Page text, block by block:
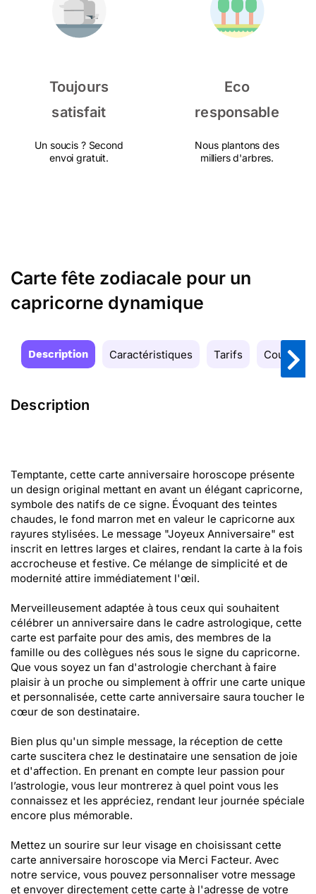
Toujours
satisfait
Un soucis ? Second
envoi gratuit.
Eco
responsable
Nous plantons des
milliers d'arbres.
Carte fête zodiacale pour un
capricorne dynamique
Description Caractéristiques Tarifs Couleurs
Description
Temptante, cette carte anniversaire horoscope présente
un design original mettant en avant un élégant capricorne,
symbole des natifs de ce signe. Évoquant des teintes
chaudes, le fond marron met en valeur le capricorne aux
rayures stylisées. Le message "Joyeux Anniversaire" est
inscrit en lettres larges et claires, rendant la carte à la fois
accrocheuse et festive. Ce mélange de simplicité et de
modernité attire immédiatement l'œil.
Merveilleusement adaptée à tous ceux qui souhaitent
célébrer un anniversaire dans le cadre astrologique, cette
carte est parfaite pour des amis, des membres de la
famille ou des collègues nés sous le signe du capricorne.
Que vous soyez un fan d'astrologie cherchant à faire
plaisir à un proche ou simplement à offrir une carte unique
et personnalisée, cette carte anniversaire saura toucher le
cœur de son destinataire.
Bien plus qu'un simple message, la réception de cette
carte suscitera chez le destinataire une sensation de joie
et d'affection. En prenant en compte leur passion pour
l’astrologie, vous leur montrerez à quel point vous les
connaissez et les appréciez, rendant leur journée spéciale
encore plus mémorable.
Mettez un sourire sur leur visage en choisissant cette
carte anniversaire horoscope via Merci Facteur. Avec
notre service, vous pouvez personnaliser votre message
et envoyer directement cette carte à l'adresse de votre